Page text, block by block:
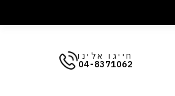
חייגו אלינו
04-8371062